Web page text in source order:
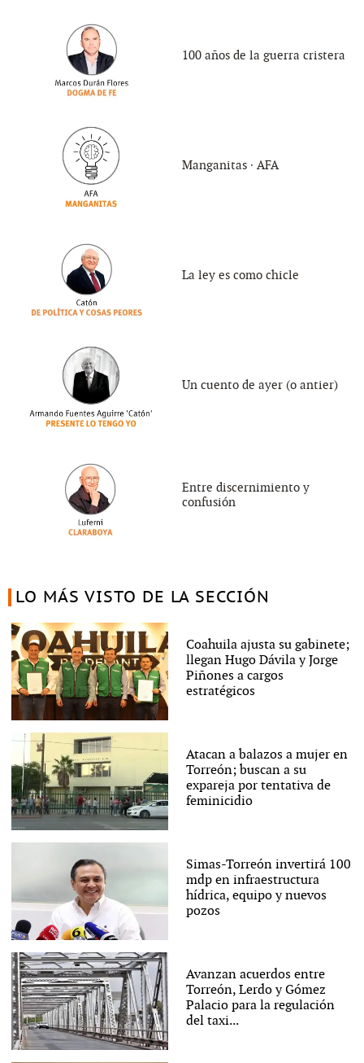
100 años de la guerra cristera
Manganitas ∙ AFA
La ley es como chicle
Un cuento de ayer (o antier)
Entre discernimiento y
confusión
LO MÁS VISTO DE LA SECCIÓN
Coahuila ajusta su gabinete;
llegan Hugo Dávila y Jorge
Piñones a cargos
estratégicos
Atacan a balazos a mujer en
Torreón; buscan a su
expareja por tentativa de
feminicidio
Simas-Torreón invertirá 100
mdp en infraestructura
hídrica, equipo y nuevos
pozos
Avanzan acuerdos entre
Torreón, Lerdo y Gómez
Palacio para la regulación
del taxi...